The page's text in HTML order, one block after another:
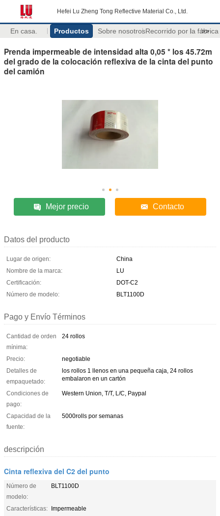
Hefei Lu Zheng Tong Reflective Material Co., Ltd.
En casa. Productos Sobre nosotrosRecorrido por la fábrica
>>
Prenda impermeable de intensidad alta 0,05 * los 45.72m
del grado de la colocación reflexiva de la cinta del punto
del camión
Mejor precio Contacto
Datos del producto
Lugar de origen:
China
Nombre de la marca:
LU
Certificación:
DOT-C2
Número de modelo:
BLT1100D
Pago y Envío Términos
Cantidad de orden
mínima:
24 rollos
Precio:
negotiable
Detalles de
empaquetado:
los rollos 1 llenos en una pequeña caja, 24 rollos
embalaron en un cartón
Condiciones de
pago:
Western Union, T/T, L/C, Paypal
Capacidad de la
fuente:
5000rolls por semanas
descripción
Cinta reflexiva del C2 del punto
Número de
modelo:
BLT1100D
Características: Impermeable